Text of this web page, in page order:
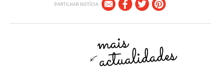
PARTILHAR NOTÍCIA: